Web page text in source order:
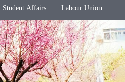
Student Affairs Labour Union